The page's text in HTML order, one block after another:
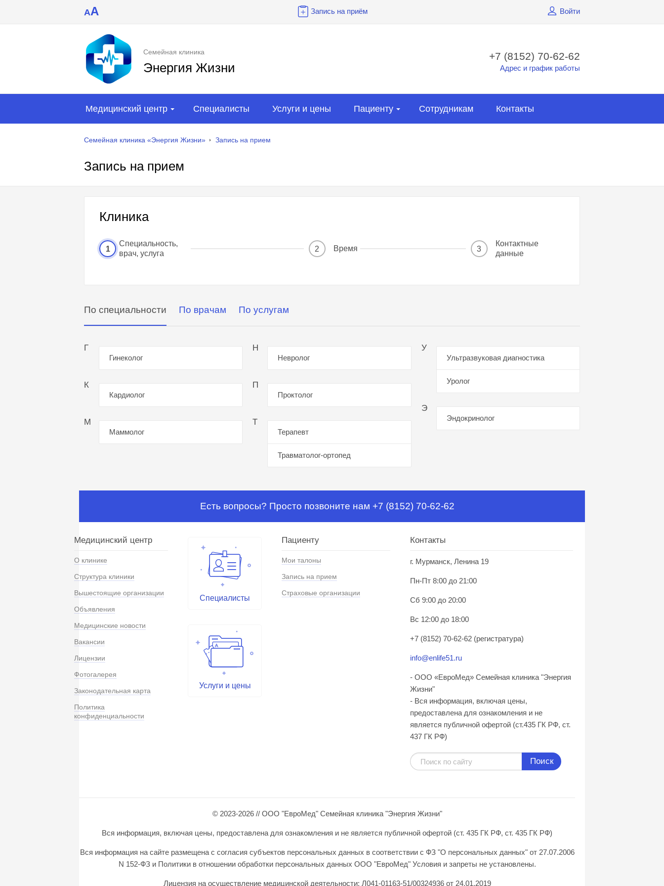
AA Запись на приём Войти
Семейная клиника
Энергия Жизни
+7 (8152) 70-62-62
Адрес и график работы
Медицинский центр Специалисты Услуги и цены Пациенту Сотрудникам Контакты
Семейная клиника «Энергия Жизни» Запись на прием
Запись на прием
Клиника
1
Специальность,
врач, услуга
2 Время 3
Контактные
данные
По специальности По врачам По услугам
Г
Гинеколог
К
Кардиолог
М
Маммолог
Н
Невролог
П
Проктолог
Т
Терапевт
Травматолог-ортопед
У
Ультразвуковая диагностика
Уролог
Э
Эндокринолог
Есть вопросы? Просто позвоните нам +7 (8152) 70-62-62
Медицинский центр
О клинике
Структура клиники
Вышестоящие организации
Объявления
Медицинские новости
Вакансии
Лицензии
Фотогалерея
Законодательная карта
Политика
конфиденциальности
Специалисты
Услуги и цены
Пациенту
Мои талоны
Запись на прием
Страховые организации
Контакты
г. Мурманск, Ленина 19
Пн-Пт 8:00 до 21:00
Сб 9:00 до 20:00
Вс 12:00 до 18:00
+7 (8152) 70-62-62 (регистратура)
info@enlife51.ru
- ООО «ЕвроМед» Семейная клиника "Энергия
Жизни"
- Вся информация, включая цены,
предоставлена для ознакомления и не
является публичной офертой (ст.435 ГК РФ, cт.
437 ГК РФ)
Поиск
© 2023-2026 // ООО "ЕвроМед" Семейная клиника "Энергия Жизни"
Вся информация, включая цены, предоставлена для ознакомления и не является публичной офертой (ст. 435 ГК РФ, ст. 435 ГК РФ)
Вся информация на сайте размещена с согласия субъектов персональных данных в соответствии с ФЗ "О персональных данных" от 27.07.2006
N 152-ФЗ и Политики в отношении обработки персональных данных ООО "ЕвроМед" Условия и запреты не установлены.
Лицензия на осуществление медицинской деятельности: Л041-01163-51/00324936 от 24.01.2019